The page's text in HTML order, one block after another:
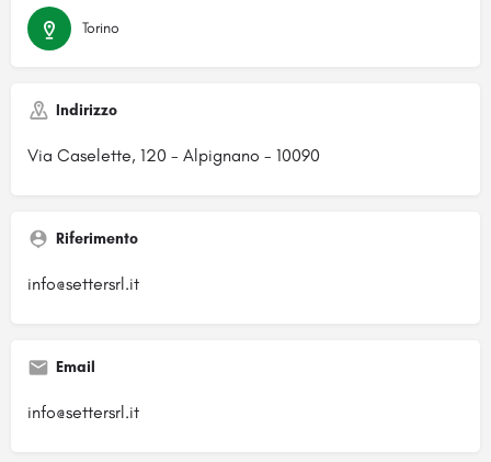
Torino
Indirizzo
Via Caselette, 120 - Alpignano - 10090
Riferimento
info@settersrl.it
Email
info@settersrl.it